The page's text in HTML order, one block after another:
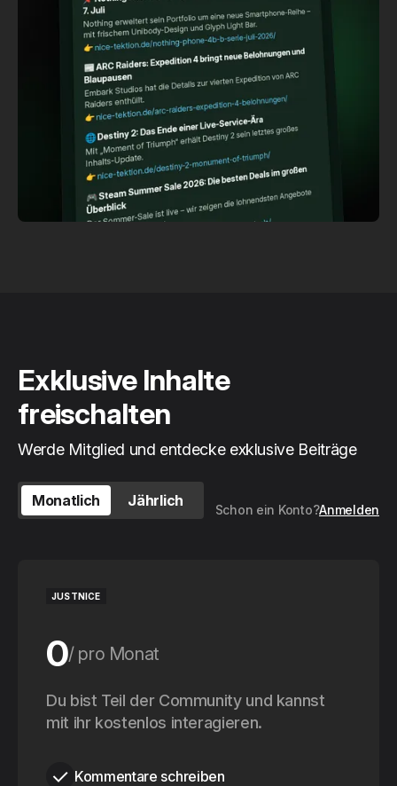
Exklusive Inhalte
freischalten
Werde Mitglied und entdecke exklusive Beiträge
Monatlich Jährlich
Schon ein Konto?Anmelden
JUSTNICE
0 pro Monat
0 pro Jahr
Du bist Teil der Community und kannst
mit ihr kostenlos interagieren.
Kommentare schreiben